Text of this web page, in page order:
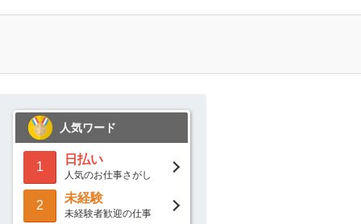
人気ワード
1
日払い
人気のお仕事さがし
2
未経験
未経験者歓迎の仕事